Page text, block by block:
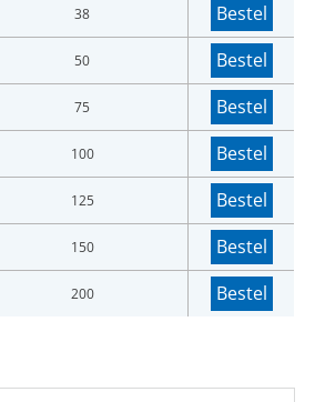
38 Bestel
50 Bestel
75 Bestel
100 Bestel
125 Bestel
150 Bestel
200 Bestel